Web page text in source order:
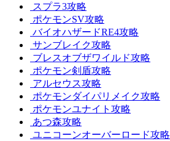
スプラ3攻略
ポケモンSV攻略
バイオハザードRE4攻略
サンブレイク攻略
ブレスオブザワイルド攻略
ポケモン剣盾攻略
アルセウス攻略
ポケモンダイパリメイク攻略
ポケモンユナイト攻略
あつ森攻略
ユニコーンオーバーロード攻略